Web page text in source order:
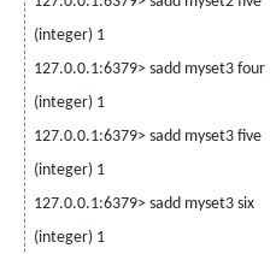
(integer) 1
127.0.0.1:6379> sadd myset3 four
(integer) 1
127.0.0.1:6379> sadd myset3 five
(integer) 1
127.0.0.1:6379> sadd myset3 six
(integer) 1